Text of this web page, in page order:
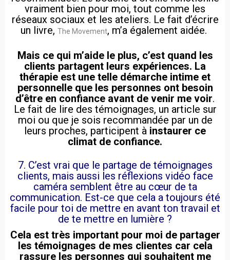
vraiment bien pour moi, tout comme les
réseaux sociaux et les ateliers. Le fait d’écrire
un livre, The Movement, m’a également aidée.
Mais ce qui m’aide le plus, c’est quand les
clients partagent leurs expériences. La
thérapie est une telle démarche intime et
personnelle que les personnes ont besoin
d’être en confiance avant de venir me voir.
Le fait de lire des témoignages, un article sur
moi ou que je sois recommandée par un de
leurs proches, participent à instaurer ce
climat de confiance.
7. C’est vrai que le partage de témoignages
clients, mais aussi les réflexions vidéo face
caméra semblent être au cœur de ta
communication. Est-ce que cela a toujours été
facile pour toi de mettre en avant ton travail et
de te mettre en lumière ?
Cela est très important pour moi de partager
les témoignages de mes clientes car cela
rassure les personnes qui souhaitent me